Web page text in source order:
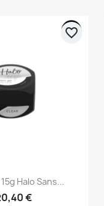
rapide
Halo Sans...
€
favorite_border